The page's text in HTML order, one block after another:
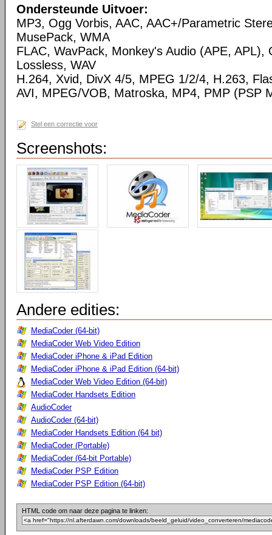
Ondersteunde Uitvoer:
MP3, Ogg Vorbis, AAC, AAC+/Parametric
MusePack, WMA
FLAC, WavPack, Monkey's Audio (APE, APL),
Lossless, WAV
H.264, Xvid, DivX 4/5, MPEG 1/2/4, H.263,
AVI, MPEG/VOB, Matroska, MP4, PMP (PSP
Stel een correctie voor
Screenshots:
Andere edities:
MediaCoder (64-bit)
MediaCoder Web Video Edition
MediaCoder iPhone & iPad Edition
MediaCoder iPhone & iPad Edition (64-bit)
MediaCoder Web Video Edition (64-bit)
MediaCoder Handsets Edition
AudioCoder
AudioCoder (64-bit)
MediaCoder Handsets Edition (64 bit)
MediaCoder (Portable)
MediaCoder (64-bit Portable)
MediaCoder PSP Edition
MediaCoder PSP Edition (64-bit)
HTML code om naar deze pagina te linken: